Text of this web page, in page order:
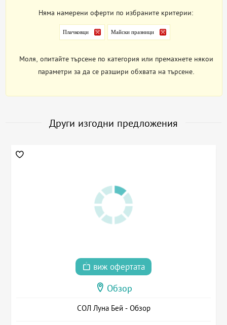
Няма намерени оферти по избраните критерии:
Плачковци Майски празници
Моля, опитайте търсене по категория или премахнете някои
параметри за да се разшири обхвата на търсене.
Други изгодни предложения
виж офертата
Обзор
СОЛ Луна Бей - Обзор